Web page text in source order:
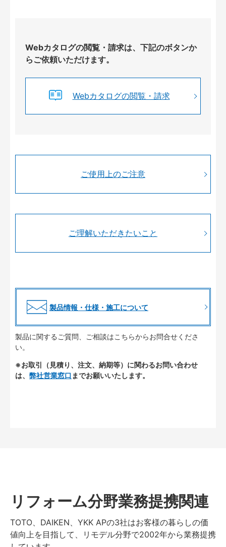
Webカタログの閲覧・請求は、下記のボタンか
らご依頼いただけます。
Webカタログの閲覧・請求
ご使用上のご注意
ご理解いただきたいこと
製品情報・仕様・施工について
製品に関するご質問、ご相談はこちらからお問合せくださ
い。
※お取引（見積り、注文、納期等）に関わるお問い合わせ
は、 弊社営業窓口 までお願いいたします。
リフォーム分野業務提携関連
TOTO、DAIKEN、YKK APの3社はお客様の暮らしの価
値向上を目指して、リモデル分野で2002年から業務提携